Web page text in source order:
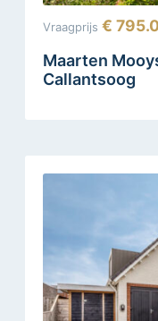
Vraagprijs €
Maarten
Callantsoog